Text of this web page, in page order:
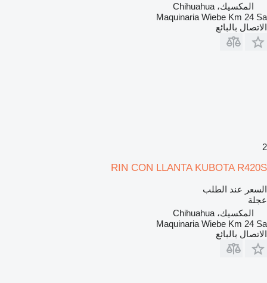
المكسيك، Chihuahua
Maquinaria Wiebe Km 24 Sa
الاتصال بالبائع
2
RIN CON LLANTA KUBOTA R420S
السعر عند الطلب
عجلة
المكسيك، Chihuahua
Maquinaria Wiebe Km 24 Sa
الاتصال بالبائع